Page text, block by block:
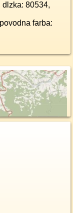
dlzka: 80534,
farba: